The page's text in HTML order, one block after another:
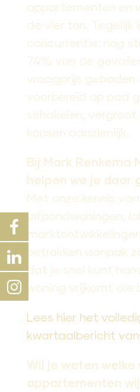
appartementen en
de vier ton. Tegelijk
concurrentie: nog
74% van de
vraagprijs
voorbereid op pad
schakelen,
kansen aanzienlijk.
Bij Mark Renkema
helpen we je daar
Met onze kennis van
uitpondwoningen,
betrokken aanpak
dat je snel kunt
woning vrijkomt die
Lees hier het
kwartaalbericht van
Wil je weten welke
appartementen